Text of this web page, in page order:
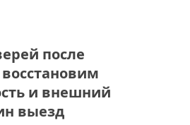
после
и внешний
выезд